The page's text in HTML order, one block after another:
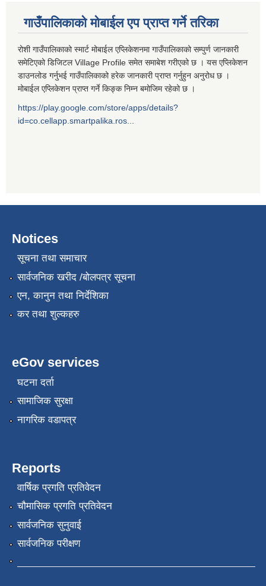
गाउँपालिकाको मोबाईल एप प्राप्त गर्ने तरिका
रोशी गाउँपालिकाको स्मार्ट मोबाईल एप्लिकेशनमा गाउँपालिकाको सम्पुर्ण जानकारी
समेटिएको डिजिटल Village Profile समेत समाबेश गरीएको छ । यस एप्लिकेशन
डाउनलोड गर्नुभई गाउँपालिकाको हरेक जानकारी प्राप्त गर्नुहुन अनुरोध छ ।
मोबाईल एप्लिकेशन प्राप्त गर्ने किङ्क निम्न बमोजिम रहेको छ ।
https://play.google.com/store/apps/details?
id=co.cellapp.smartpalika.ros...
Notices
सूचना तथा समाचार
सार्वजनिक खरीद /बोलपत्र सूचना
एन, कानुन तथा निर्देशिका
कर तथा शुल्कहरु
eGov services
घटना दर्ता
सामाजिक सुरक्षा
नागरिक वडापत्र
Reports
वार्षिक प्रगति प्रतिवेदन
चौमासिक प्रगति प्रतिवेदन
सार्वजनिक सुनुवाई
सार्वजनिक परीक्षण